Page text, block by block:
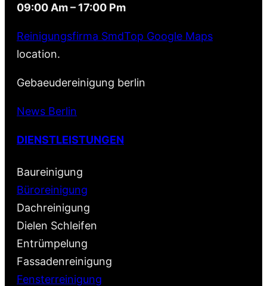
09:00 Am – 17:00 Pm
Reinigungsfirma SmdTop Google Maps
location.
Gebaeudereinigung berlin
News Berlin
DIENSTLEISTUNGEN
Baureinigung
Büroreinigung
Dachreinigung
Dielen Schleifen
Entrümpelung
Fassadenreinigung
Fensterreinigung